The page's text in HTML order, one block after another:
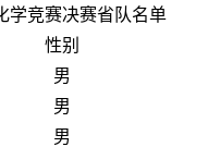
学竞赛决赛省队名单
性别
男
男
男